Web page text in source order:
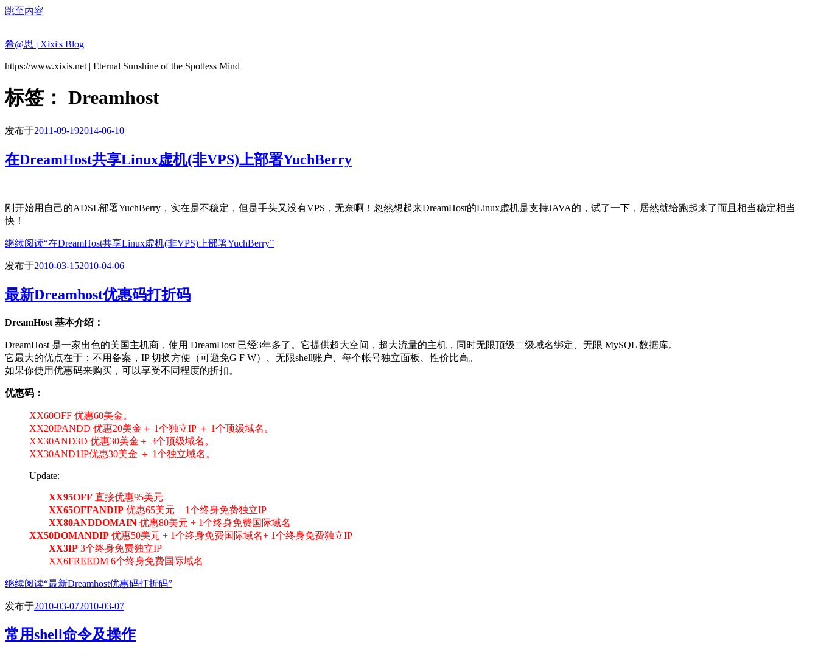
跳至内容
希@思 | Xixi's Blog
https://www.xixis.net | Eternal Sunshine of the Spotless Mind
标签： Dreamhost
发布于2011-09-192014-06-10
在DreamHost共享Linux虚机(非VPS)上部署YuchBerry
刚开始用自己的ADSL部署YuchBerry，实在是不稳定，但是手头又没有VPS，无奈啊！忽然想起来DreamHost的Linux虚机是支持JAVA的，试了一下，居然就给跑起来了而且相当稳定相当
快！
继续阅读“在DreamHost共享Linux虚机(非VPS)上部署YuchBerry”
发布于2010-03-152010-04-06
最新Dreamhost优惠码打折码
DreamHost 基本介绍：
DreamHost 是一家出色的美国主机商，使用 DreamHost 已经3年多了。它提供超大空间，超大流量的主机，同时无限顶级二级域名绑定、无限 MySQL 数据库。
它最大的优点在于：不用备案，IP 切换方便（可避免G F W）、无限shell账户、每个帐号独立面板、性价比高。
如果你使用优惠码来购买，可以享受不同程度的折扣。
优惠码：
XX60OFF 优惠60美金。
XX20IPANDD 优惠20美金＋ 1个独立IP ＋ 1个顶级域名。
XX30AND3D 优惠30美金＋ 3个顶级域名。
XX30AND1IP优惠30美金 ＋ 1个独立域名。
Update:
XX95OFF 直接优惠95美元
XX65OFFANDIP 优惠65美元 + 1个终身免费独立IP
XX80ANDDOMAIN 优惠80美元 + 1个终身免费国际域名
XX50DOMANDIP 优惠50美元 + 1个终身免费国际域名+ 1个终身免费独立IP
XX3IP 3个终身免费独立IP
XX6FREEDM 6个终身免费国际域名
继续阅读“最新Dreamhost优惠码打折码”
发布于2010-03-072010-03-07
常用shell命令及操作